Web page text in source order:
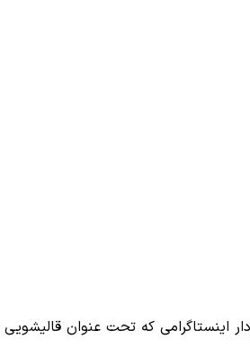
اینستاگرامی که تحت عنوان قالیشویی